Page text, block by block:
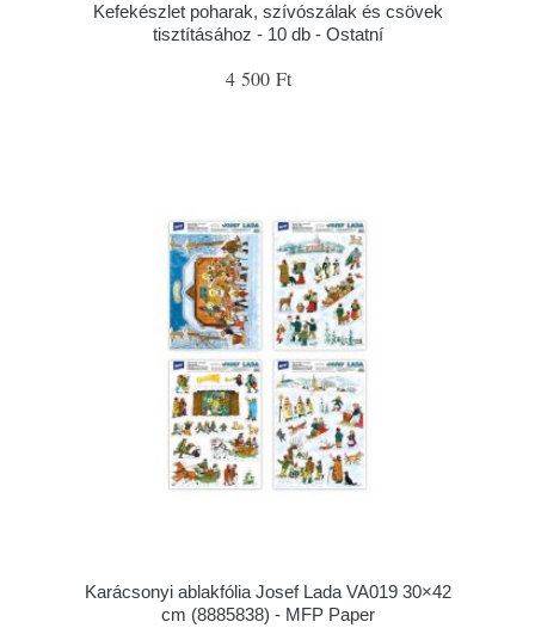
Kefekészlet poharak, szívószálak és csövek
tisztításához - 10 db - Ostatní
4 500 Ft
Karácsonyi ablakfólia Josef Lada VA019 30×42
cm (8885838) - MFP Paper